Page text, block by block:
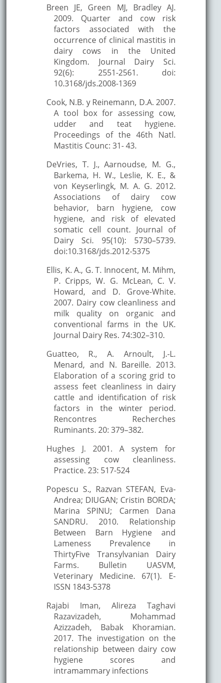
Breen JE, Green MJ, Bradley AJ.
2009. Quarter and cow risk
factors associated with the
occurrence of clinical mastitis in
dairy cows in the United
Kingdom. Journal Dairy Sci.
92(6): 2551-2561. doi:
10.3168/jds.2008-1369
Cook, N.B. y Reinemann, D.A. 2007.
A tool box for assessing cow,
udder and teat hygiene.
Proceedings of the 46th Natl.
Mastitis Counc: 31- 43.
DeVries, T. J., Aarnoudse, M. G.,
Barkema, H. W., Leslie, K. E., &
von Keyserlingk, M. A. G. 2012.
Associations of dairy cow
behavior, barn hygiene, cow
hygiene, and risk of elevated
somatic cell count. Journal of
Dairy Sci. 95(10): 5730–5739.
doi:10.3168/jds.2012-5375
Ellis, K. A., G. T. Innocent, M. Mihm,
P. Cripps, W. G. McLean, C. V.
Howard, and D. Grove-White.
2007. Dairy cow cleanliness and
milk quality on organic and
conventional farms in the UK.
Journal Dairy Res. 74:302–310.
Guatteo, R., A. Arnoult, J.-L.
Menard, and N. Bareille. 2013.
Elaboration of a scoring grid to
assess feet cleanliness in dairy
cattle and identification of risk
factors in the winter period.
Rencontres Recherches
Ruminants. 20: 379–382.
Hughes J. 2001. A system for
assessing cow cleanliness.
Practice. 23: 517-524
Popescu S., Razvan STEFAN, Eva-
Andrea; DIUGAN; Cristin BORDA;
Marina SPINU; Carmen Dana
SANDRU. 2010. Relationship
Between Barn Hygiene and
Lameness Prevalence in
ThirtyFive Transylvanian Dairy
Farms. Bulletin UASVM,
Veterinary Medicine. 67(1). E-
ISSN 1843-5378
Rajabi Iman, Alireza Taghavi
Razavizadeh, Mohammad
Azizzadeh, Babak Khoramian.
2017. The investigation on the
relationship between dairy cow
hygiene scores and
intramammary infections